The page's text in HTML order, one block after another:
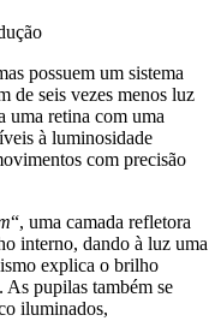
possuem um sistema
de seis vezes menos luz
uma retina com uma
à luminosidade
com precisão
“, uma camada refletora
interno, dando à luz uma
explica o brilho
As pupilas também se
iluminados,